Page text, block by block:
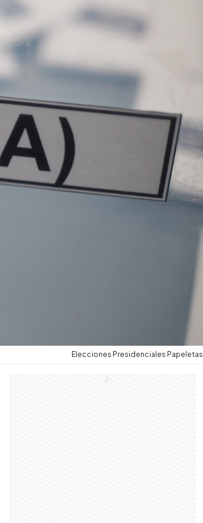
Elecciones Presidenciales Papeletas